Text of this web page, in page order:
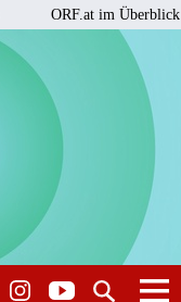
ORF.at im Überblick